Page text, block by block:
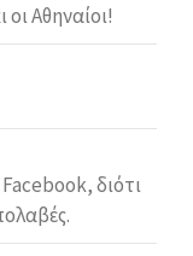
Αθηναίοι!
διότι